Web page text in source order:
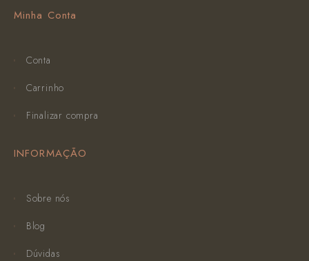
Minha Conta
Conta
Carrinho
Finalizar compra
INFORMAÇÃO
Sobre nós
Blog
Dúvidas